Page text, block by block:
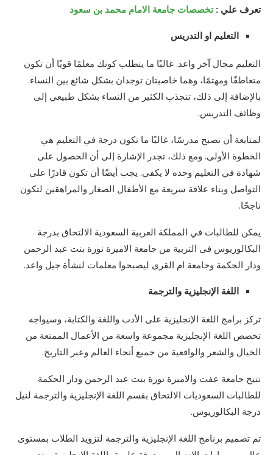
تعرف علي :تخصصات جامعة الامام محمد بن سعود
التعليم او التدريس
التعليم مجال آخر واعد. غالبًا ما يتطلب كونك معلمًا قويًا أن تكون
متعاطفًا ومهتمًا، وهما خاصيتان توجدان بشكل شائع بين النساء.
بالإضافة إلى ذلك، تنجذب الكثير من النساء بشكل طبيعي إلى
وظائف التدريس.
لمتابعة أن تصبح مدرسًا، غالبًا ما تكون درجة في التعليم هي
الخطوة الأولى. ومع ذلك، تجدر الإشارة إلى أن الحصول على
شهادة في التعليم وحده لا يكفي. يجب أيضًا أن تكون قادرًا على
التواصل وبناء علاقة سريعة مع الأطفال الصغار والمراهقين لتكون
ناجحًا.
يمكن للطالبات في المملكة العربية السعودية الالتحاق بدرجة
البكالوريوس في التربية من جامعة الاميرة نورة بنت عبد الرحمن
ودار الحكمة وجامعة ام القرى ليصبحوا معلمات لنشأة جيل واعد.
اللغة الإنجليزية والترجمة
تركز برامج اللغة الإنجليزية على الأدب واللغة والكتابة، وسيواجه
تخصص اللغة الإنجليزية مجموعة واسعة من الأعمال الممتعة من
الخيال والشعر والواقعية من جميع أنحاء العالم وعبر التاريخ.
تتيح جامعة عفت والاميرة نورة بنت عبد الرحمن ودار الحكمة
للطالبات السعوديات الالتحاق بقسم اللغة الإنجليزية والترجمة لنيل
درجة البكالوريوس.
تم تصميم برنامج اللغة الإنجليزية والترجمة لتزويد الطلاب بمستوى